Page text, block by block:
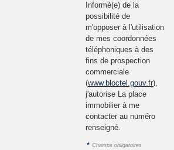
Informé(e) de la
possibilité de
m'opposer à l'utilisation
de mes coordonnées
téléphoniques à des
fins de prospection
commerciale
(www.bloctel.gouv.fr),
j'autorise La place
immobilier à me
contacter au numéro
renseigné.
* Champs obligatoires